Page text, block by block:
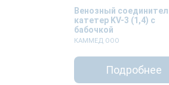
Венозный
катетер KV-3 (1,4) с
бабочкой
КАММЕД ООО
Подробнее